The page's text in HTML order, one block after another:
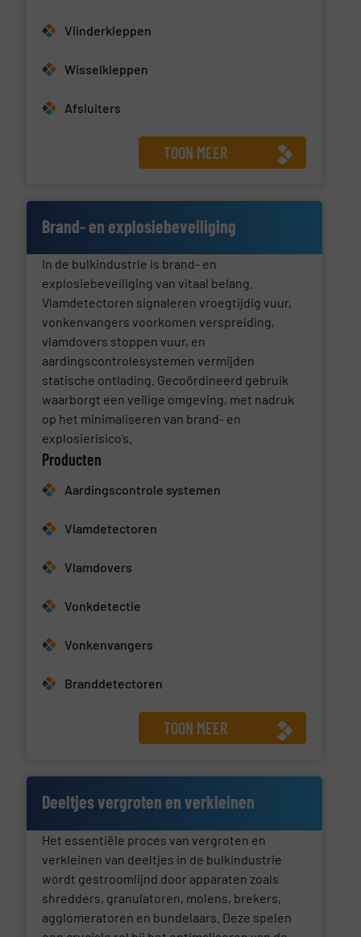
Vlinderkleppen
Wisselkleppen
Afsluiters
TOON MEER
Brand- en explosiebeveiliging
In de bulkindustrie is brand- en
explosiebeveiliging van vitaal belang.
Vlamdetectoren signaleren vroegtijdig vuur,
vonkenvangers voorkomen verspreiding,
vlamdovers stoppen vuur, en
aardingscontrolesystemen vermijden
statische ontlading. Gecoördineerd gebruik
waarborgt een veilige omgeving, met nadruk
op het minimaliseren van brand- en
explosierisico’s.
Producten
Aardingscontrole systemen
Vlamdetectoren
Vlamdovers
Vonkdetectie
Vonkenvangers
Branddetectoren
TOON MEER
Deeltjes vergroten en verkleinen
Het essentiële proces van vergroten en
verkleinen van deeltjes in de bulkindustrie
wordt gestroomlijnd door apparaten zoals
shredders, granulatoren, molens, brekers,
agglomeratoren en bundelaars. Deze spelen